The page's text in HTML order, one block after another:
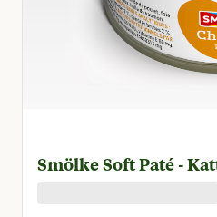
Smölke Soft Paté -